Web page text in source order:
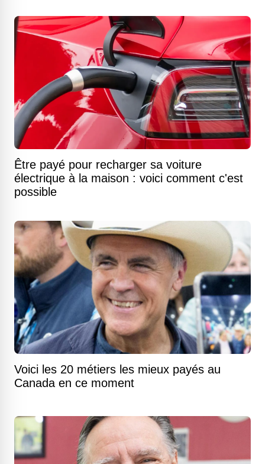
Être payé pour recharger sa voiture
électrique à la maison : voici comment c'est
possible
Voici les 20 métiers les mieux payés au
Canada en ce moment